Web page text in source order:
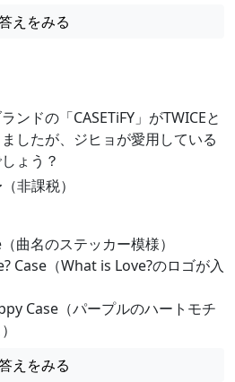
えをみる
ンドの「CASETiFY」がTWICEと
したが、ジヒョが愛用している
ょう？
曲名のステッカー模様）
Case（What is Love?のロゴが入
Case（パープルのハートモチ
えをみる